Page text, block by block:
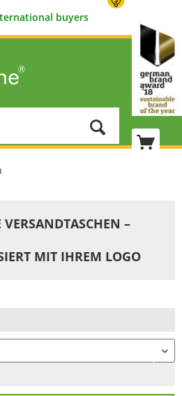
buyers
VERSANDTASCHEN –
MIT IHREM LOGO